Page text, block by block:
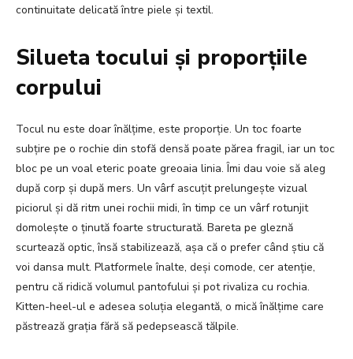
continuitate delicată între piele și textil.
Silueta tocului și proporțiile
corpului
Tocul nu este doar înălțime, este proporție. Un toc foarte
subțire pe o rochie din stofă densă poate părea fragil, iar un toc
bloc pe un voal eteric poate greoaia linia. Îmi dau voie să aleg
după corp și după mers. Un vârf ascuțit prelungește vizual
piciorul și dă ritm unei rochii midi, în timp ce un vârf rotunjit
domolește o ținută foarte structurată. Bareta pe gleznă
scurtează optic, însă stabilizează, așa că o prefer când știu că
voi dansa mult. Platformele înalte, deși comode, cer atenție,
pentru că ridică volumul pantofului și pot rivaliza cu rochia.
Kitten-heel-ul e adesea soluția elegantă, o mică înălțime care
păstrează grația fără să pedepsească tălpile.